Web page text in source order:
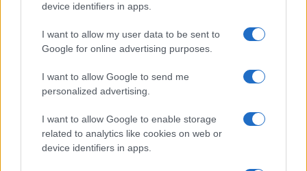
device identifiers in apps.
I want to allow my user data to be sent to
Google for online advertising purposes.
I want to allow Google to send me
personalized advertising.
I want to allow Google to enable storage
related to analytics like cookies on web or
device identifiers in apps.
Vai all'archivio delle vignette
L’ex bomber a gamba tesa sul